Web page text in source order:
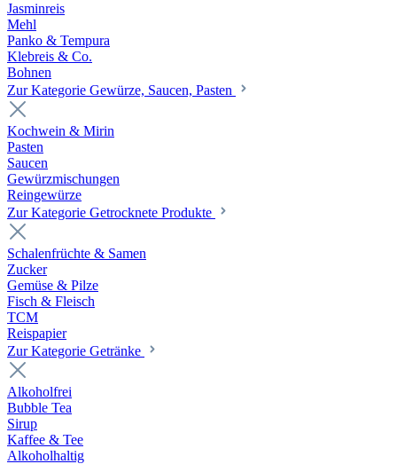
Jasminreis
Mehl
Panko & Tempura
Klebreis & Co.
Bohnen
Zur Kategorie Gewürze, Saucen, Pasten
Kochwein & Mirin
Pasten
Saucen
Gewürzmischungen
Reingewürze
Zur Kategorie Getrocknete Produkte
Schalenfrüchte & Samen
Zucker
Gemüse & Pilze
Fisch & Fleisch
TCM
Reispapier
Zur Kategorie Getränke
Alkoholfrei
Bubble Tea
Sirup
Kaffee & Tee
Alkoholhaltig